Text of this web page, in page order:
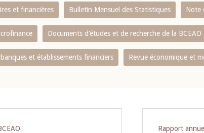
et financières Bulletin Mensuel des Statistiques Note
Documents d’études et de recherche de la BCEAO
et établissements financiers Revue économique et
Rapport